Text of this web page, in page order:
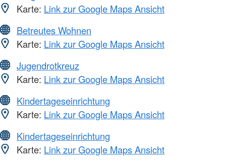
Karte: Link zur Google Maps Ansicht
Betreutes Wohnen
Karte: Link zur Google Maps Ansicht
Jugendrotkreuz
Karte: Link zur Google Maps Ansicht
Kindertageseinrichtung
Karte: Link zur Google Maps Ansicht
Kindertageseinrichtung
Karte: Link zur Google Maps Ansicht